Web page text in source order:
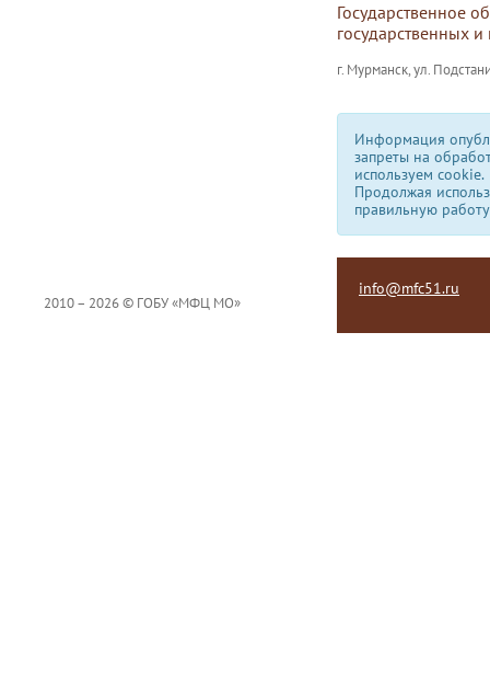
Государственное
государственных
г. Мурманск, ул.
Информация
запреты на
используем сookie.
Продолжая
правильную
2010 – 2026 © ГОБУ «МФЦ МО»
info@mfc51.ru